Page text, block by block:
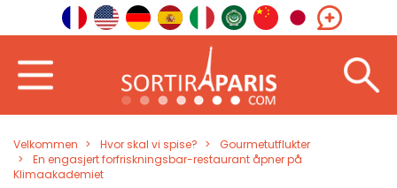
Velkommen Hvor skal vi spise?
Gourmetutflukter
En engasjert forfriskningsbar-restaurant åpner på
Klimaakademiet